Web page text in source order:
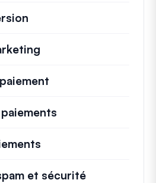
et sécurité